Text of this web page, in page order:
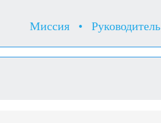
Миссия • Руководитель